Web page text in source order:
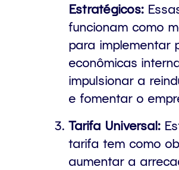
Estratégicos:
funcionam como
para implementar
econômicas
impulsionar a
e fomentar o
Tarifa Universal:
tarifa tem como
aumentar a